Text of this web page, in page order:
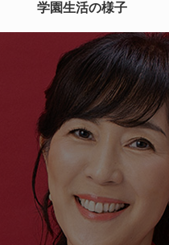
学園生活の様子